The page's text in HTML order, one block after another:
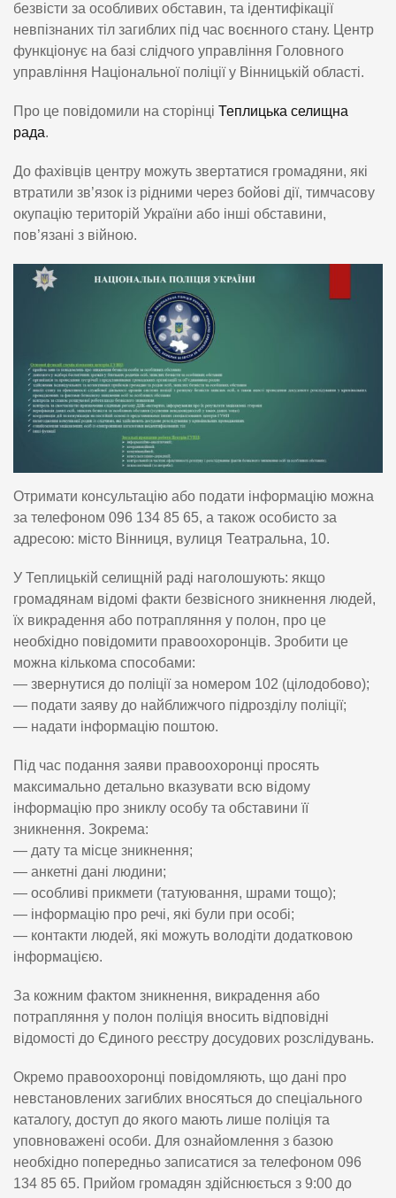
безвісти за особливих обставин, та ідентифікації
невпізнаних тіл загиблих під час воєнного стану. Центр
функціонує на базі слідчого управління Головного
управління Національної поліції у Вінницькій області.
Про це повідомили на сторінці Теплицька селищна
рада.
До фахівців центру можуть звертатися громадяни, які
втратили зв’язок із рідними через бойові дії, тимчасову
окупацію територій України або інші обставини,
пов’язані з війною.
Отримати консультацію або подати інформацію можна
за телефоном 096 134 85 65, а також особисто за
адресою: місто Вінниця, вулиця Театральна, 10.
У Теплицькій селищній раді наголошують: якщо
громадянам відомі факти безвісного зникнення людей,
їх викрадення або потрапляння у полон, про це
необхідно повідомити правоохоронців. Зробити це
можна кількома способами:
— звернутися до поліції за номером 102 (цілодобово);
— подати заяву до найближчого підрозділу поліції;
— надати інформацію поштою.
Під час подання заяви правоохоронці просять
максимально детально вказувати всю відому
інформацію про зниклу особу та обставини її
зникнення. Зокрема:
— дату та місце зникнення;
— анкетні дані людини;
— особливі прикмети (татуювання, шрами тощо);
— інформацію про речі, які були при особі;
— контакти людей, які можуть володіти додатковою
інформацією.
За кожним фактом зникнення, викрадення або
потрапляння у полон поліція вносить відповідні
відомості до Єдиного реєстру досудових розслідувань.
Окремо правоохоронці повідомляють, що дані про
невстановлених загиблих вносяться до спеціального
каталогу, доступ до якого мають лише поліція та
уповноважені особи. Для ознайомлення з базою
необхідно попередньо записатися за телефоном 096
134 85 65. Прийом громадян здійснюється з 9:00 до